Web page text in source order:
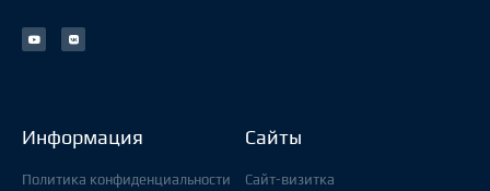
Информация
Политика конфиденциальности
Сайты
Сайт-визитка